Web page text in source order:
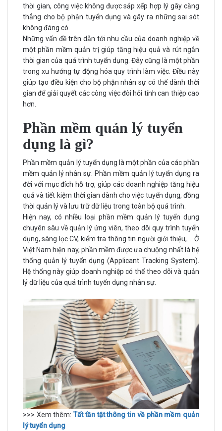
thời gian, công việc không được sắp xếp hợp lý gây căng
thẳng cho bộ phận tuyển dụng và gây ra những sai sót
không đáng có.
Những vấn đề trên dẫn tới nhu cầu của doanh nghiệp về
một phần mềm quản trị giúp tăng hiệu quả và rút ngắn
thời gian của quá trình tuyển dụng. Đây cũng là một phần
trong xu hướng tự động hóa quy trình làm việc. Điều này
giúp tạo điều kiện cho bộ phận nhân sự có thể dành thời
gian để giải quyết các công việc đòi hỏi tính can thiệp cao
hơn.
Phần mềm quản lý tuyển
dụng là gì?
Phần mềm quản lý tuyển dụng là một phần của các phần
mềm quản lý nhân sự. Phần mềm quản lý tuyển dụng ra
đời với mục đích hỗ trợ, giúp các doanh nghiệp tăng hiệu
quả và tiết kiệm thời gian dành cho việc tuyển dụng, đồng
thời quản lý và lưu trữ dữ liệu trong toàn bộ quá trình.
Hiện nay, có nhiều loại phần mềm quản lý tuyển dụng
chuyên sâu về quản lý ứng viên, theo dõi quy trình tuyển
dụng, sàng lọc CV, kiểm tra thông tin người giới thiệu,.... Ở
Việt Nam hiện nay, phần mềm được ưa chuộng nhất là hệ
thống quản lý tuyển dụng (Applicant Tracking System).
Hệ thống này giúp doanh nghiệp có thể theo dõi và quản
lý dữ liệu của quá trình tuyển dụng nhân sự.
>>> Xem thêm:Tất tần tật thông tin về phần mềm quản
lý tuyển dụng